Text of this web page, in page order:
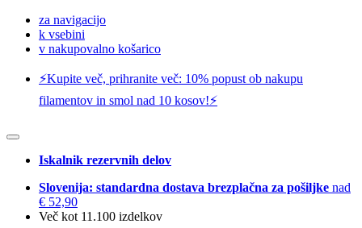
za navigacijo
k vsebini
v nakupovalno košarico
⚡️Kupite več, prihranite več: 10% popust ob nakupu
filamentov in smol nad 10 kosov!⚡️
Iskalnik rezervnih delov
Slovenija: standardna dostava brezplačna za pošiljke nad
€ 52,90
Več kot 11.100 izdelkov